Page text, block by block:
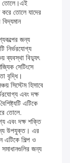
তোলে।এই
করে তোলে যাদের
জন্য
নির্ভরযোগ্য
ব্যবস্থা বিদ্যুৎ
সেটিংসে
বৃদ্ধি।
সিস্টেম হিসাবে
এবং দক্ষ
এটিকে
তোলে.
এবং দক্ষ শক্তি
উপযুক্ত। এর
এটিকে শিল্প ও
সমাধানগুলির জন্য